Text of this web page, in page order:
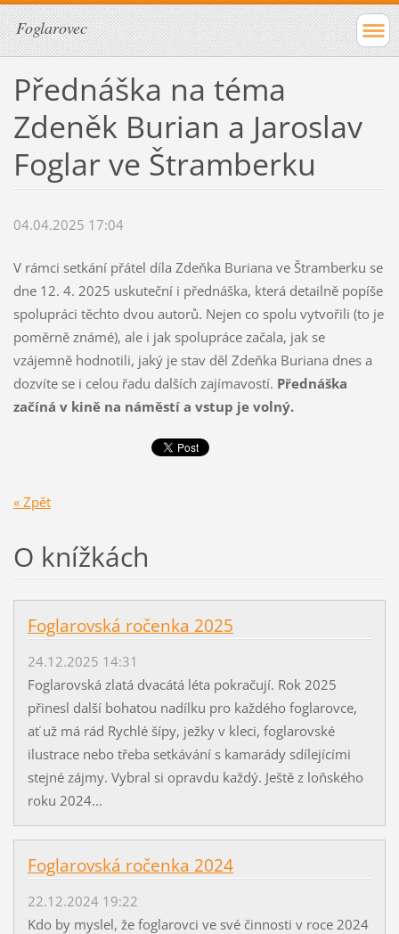
Foglarovec
Přednáška na téma
Zdeněk Burian a Jaroslav
Foglar ve Štramberku
04.04.2025 17:04
V rámci setkání přátel díla Zdeňka Buriana ve Štramberku se
dne 12. 4. 2025 uskuteční i přednáška, která detailně popíše
spolupráci těchto dvou autorů. Nejen co spolu vytvořili (to je
poměrně známé), ale i jak spolupráce začala, jak se
vzájemně hodnotili, jaký je stav děl Zdeňka Buriana dnes a
dozvíte se i celou řadu dalších zajímavostí. Přednáška
začíná v kině na náměstí a vstup je volný.
« Zpět
O knížkách
Foglarovská ročenka 2025
24.12.2025 14:31
Foglarovská zlatá dvacátá léta pokračují. Rok 2025
přinesl další bohatou nadílku pro každého foglarovce,
ať už má rád Rychlé šípy, ježky v kleci, foglarovské
ilustrace nebo třeba setkávání s kamarády sdílejícími
stejné zájmy. Vybral si opravdu každý. Ještě z loňského
roku 2024...
Foglarovská ročenka 2024
22.12.2024 19:22
Kdo by myslel, že foglarovci ve své činnosti v roce 2024